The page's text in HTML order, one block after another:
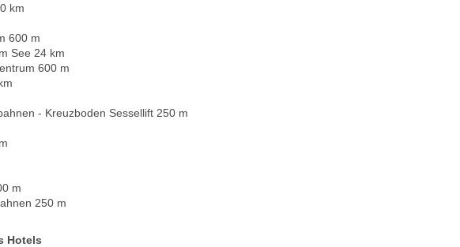
km
600 m
See 24 km
600 m
- Kreuzboden Sessellift 250 m
m
250 m
Hotels